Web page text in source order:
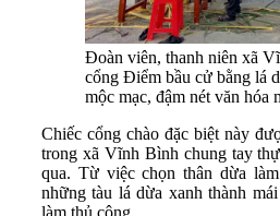
Đoàn viên, thanh niên xã
cổng Điểm bầu cử bằng lá
mộc mạc, đậm nét văn hóa
Chiếc cổng chào đặc biệt này
trong xã Vĩnh Bình chung tay
qua. Từ việc chọn thân dừa
những tàu lá dừa xanh thành